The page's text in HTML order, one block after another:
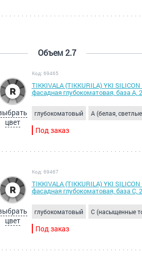
Объем 2.7
цвет
Код: 69465
TIKKIVALA (TIKKURILA) YKI
фасадная глубокоматовая, база A,
глубокоматовый A (белая,
Под заказ
цвет
Код: 69467
TIKKIVALA (TIKKURILA) YKI
фасадная глубокоматовая, база С,
глубокоматовый C (насыщенные
Под заказ